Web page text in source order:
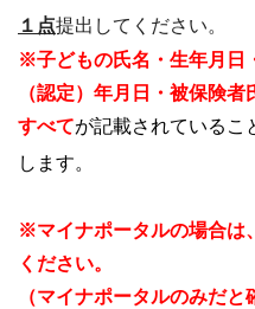
１点提出してください。
※子どもの氏名・生年月日
（認定）年月日・被保険
すべてが記載されているこ
します。
※マイナポータルの場合は
ください。
（マイナポータルのみだ